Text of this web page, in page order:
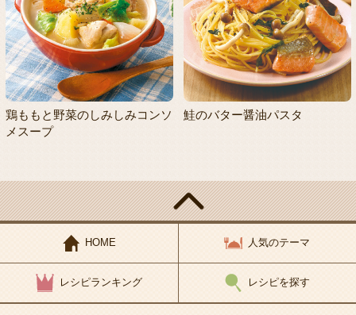
鶏ももと野菜のしみしみコンソ
メスープ
鮭のバター醤油パスタ
HOME 人気のテーマ
レシピランキング レシピを探す